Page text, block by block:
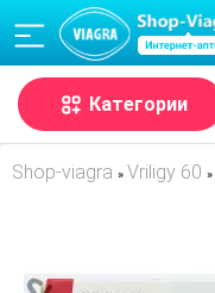
(068)
Категории
Shop-viagra » Vriligy 60 »